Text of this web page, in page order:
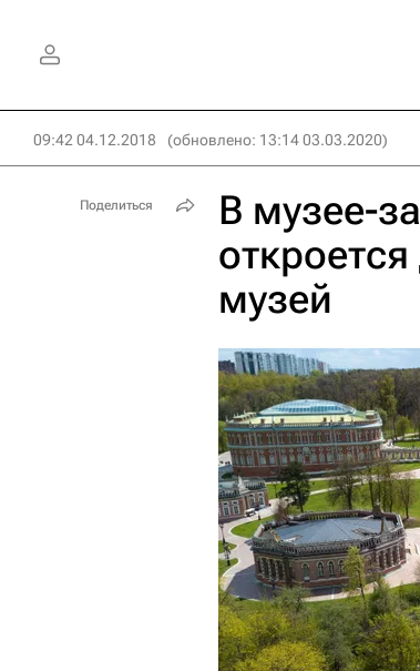
09:42 04.12.2018 (обновлено: 13:14 03.03.2020)
В музее-
музей
Поделиться